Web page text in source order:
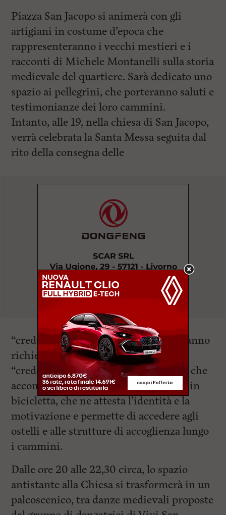
Piazza San Jacopo si animerà con gli
artigiani in costume d’epoca che
rappresenteranno i vecchi mestieri e i
racconti di Michele Montanelli sulla storia
medievale del quartiere. Sarà dedicato uno
spazio ai pellegrini, che porteranno saluti e
testimonianze dei loro cammini.
Intanto, alle 19, nella chiesa di San Jacopo,
verrà celebrata la Santa Messa seguita dal
rito della consegna delle
“credenziali” a tutti coloro che ne faranno
richiesta, anche in estemporanea. La
“credenziale” è il documento ufficiale che
accompagna ogni viandante, a piedi o in
bicicletta, che ne attesta l’identità e la
motivazione e permette di accedere agli
ostelli e alle strutture di accoglienza lungo
i cammini.
Dalle ore 20 alle 22,30 circa, lo spazio
antistante alla Chiesa si trasformerà in un
palcoscenico, tra danze medievali proposte